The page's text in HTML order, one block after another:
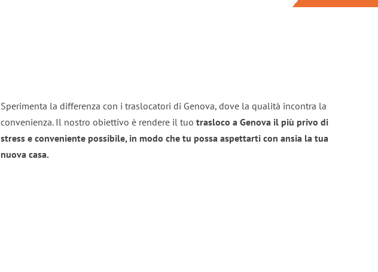
Sperimenta la differenza con i traslocatori di Genova, dove la qualità incontra la
convenienza. Il nostro obiettivo è rendere il tuo trasloco a Genova il più privo di
stress e conveniente possibile, in modo che tu possa aspettarti con ansia la tua
nuova casa.